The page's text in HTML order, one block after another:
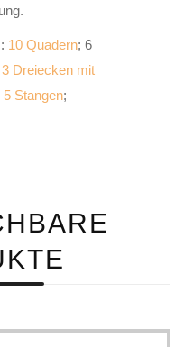
10 Quadern; 6
Dreiecken mit
5 Stangen;